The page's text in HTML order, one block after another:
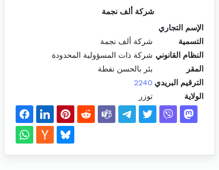
شركة ألف نجمة
الإسم التجاري
التسمية
شركة ألف نجمة
النظام القانوني شركة ذات المسؤولية المحدودة
المقر
بئر بالحسن نفطة
الترقيم البريدي 2240
الولاية
توزر